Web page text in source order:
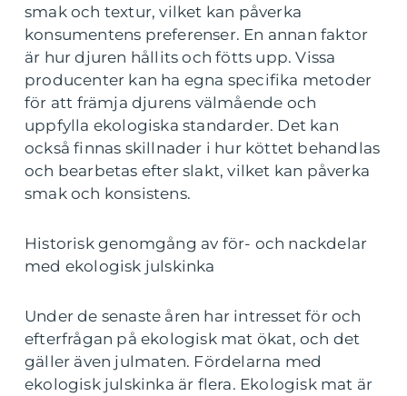
smak och textur, vilket kan påverka
konsumentens preferenser. En annan faktor
är hur djuren hållits och fötts upp. Vissa
producenter kan ha egna specifika metoder
för att främja djurens välmående och
uppfylla ekologiska standarder. Det kan
också finnas skillnader i hur köttet behandlas
och bearbetas efter slakt, vilket kan påverka
smak och konsistens.
Historisk genomgång av för- och nackdelar
med ekologisk julskinka
Under de senaste åren har intresset för och
efterfrågan på ekologisk mat ökat, och det
gäller även julmaten. Fördelarna med
ekologisk julskinka är flera. Ekologisk mat är